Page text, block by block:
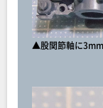
▲股関節軸に